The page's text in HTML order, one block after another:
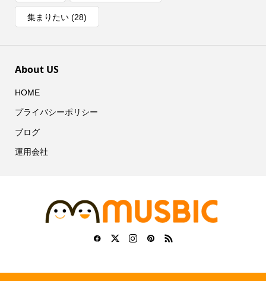
集まりたい(28)
About US
HOME
プライバシーポリシー
ブログ
運用会社